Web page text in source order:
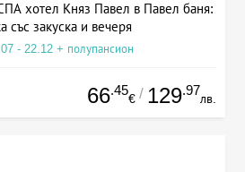
хотел Княз Павел в Павел баня:
със закуска и вечеря
- 22.12 + полупансион
66.45
€ / 129.97
лв.